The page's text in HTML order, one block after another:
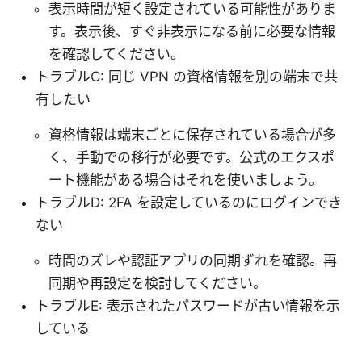
表示時間が短く設定されている可能性がありま
す。表示後、すぐ非表示になる前に必要な情報
を確認してください。
トラブルC: 同じ VPN の資格情報を別の端末で共
有したい
資格情報は端末ごとに保存されている場合が多
く、手動での移行が必要です。公式のエクスポ
ート機能がある場合はそれを使いましょう。
トラブルD: 2FA を設定しているのにログインでき
ない
時間のズレや認証アプリの同期ずれを確認。再
同期や再設定を検討してください。
トラブルE: 表示されたパスワードが古い情報を示
している